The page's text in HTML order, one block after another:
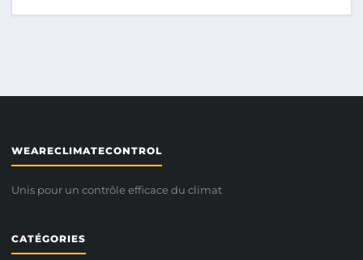
WEARECLIMATECONTROL
Unis pour un contrôle efficace du climat
CATÉGORIES